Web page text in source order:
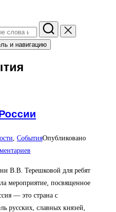
и навигацию
, СобытияОпубликовано
В.В. Терешковой для ребят
мероприятие, посвященное
— это страна с
русских, славных князей,